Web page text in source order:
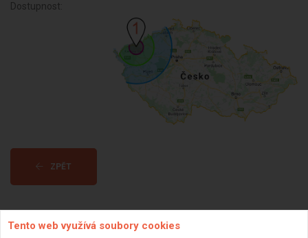
Dostupnost:
ZPĚT
Tento web využívá soubory cookies